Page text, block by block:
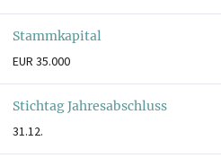
Stammkapital
EUR 35.000
Stichtag Jahresabschluss
31.12.